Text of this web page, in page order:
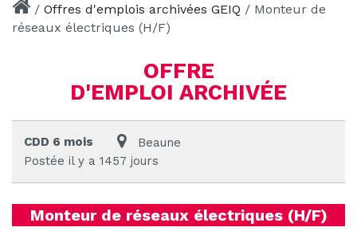
/ Offres d'emplois archivées GEIQ / Monteur de
réseaux électriques (H/F)
OFFRE
D'EMPLOI ARCHIVÉE
CDD 6 mois
Beaune
Postée il y a 1457 jours
Monteur de réseaux électriques (H/F)